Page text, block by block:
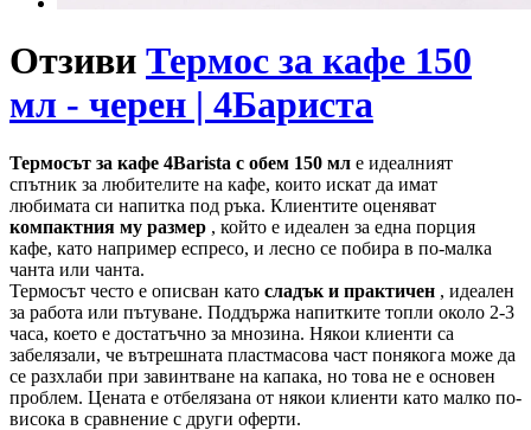
Отзиви Термос за кафе 150
мл - черен | 4Бариста
Термосът за кафе 4Barista с обем 150 мл е идеалният
спътник за любителите на кафе, които искат да имат
любимата си напитка под ръка. Клиентите оценяват
компактния му размер , който е идеален за една порция
кафе, като например еспресо, и лесно се побира в по-малка
чанта или чанта.
Термосът често е описван като сладък и практичен , идеален
за работа или пътуване. Поддържа напитките топли около 2-3
часа, което е достатъчно за мнозина. Някои клиенти са
забелязали, че вътрешната пластмасова част понякога може да
се разхлаби при завинтване на капака, но това не е основен
проблем. Цената е отбелязана от някои клиенти като малко по-
висока в сравнение с други оферти.